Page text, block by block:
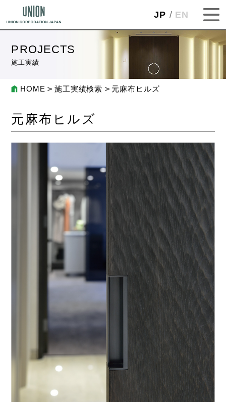
JP EN
PROJECTS
施工実績
HOME 施工実績検索 元麻布ヒルズ
元麻布ヒルズ